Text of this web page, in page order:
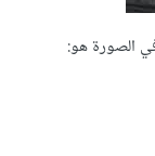
الصورة هو: